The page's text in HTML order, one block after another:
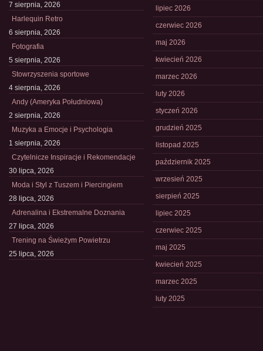
7 sierpnia, 2026
Harlequin Retro
6 sierpnia, 2026
Fotografia
5 sierpnia, 2026
Stowrzyszenia sportowe
4 sierpnia, 2026
Andy (Ameryka Południowa)
2 sierpnia, 2026
Muzyka a Emocje i Psychologia
1 sierpnia, 2026
Czytelnicze Inspiracje i Rekomendacje
30 lipca, 2026
Moda i Styl z Tuszem i Piercingiem
28 lipca, 2026
Adrenalina i Ekstremalne Doznania
27 lipca, 2026
Trening na Świeżym Powietrzu
25 lipca, 2026
lipiec 2026
czerwiec 2026
maj 2026
kwiecień 2026
marzec 2026
luty 2026
styczeń 2026
grudzień 2025
listopad 2025
październik 2025
wrzesień 2025
sierpień 2025
lipiec 2025
czerwiec 2025
maj 2025
kwiecień 2025
marzec 2025
luty 2025